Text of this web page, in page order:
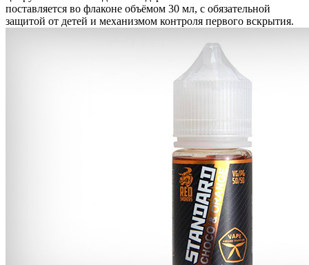
поставляется во флаконе объёмом 30 мл, с обязательной
защитой от детей и механизмом контроля первого вскрытия.